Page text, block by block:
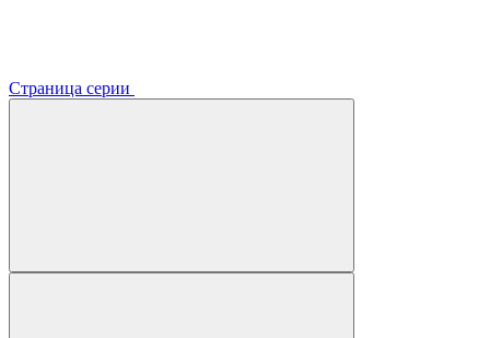
Страница серии